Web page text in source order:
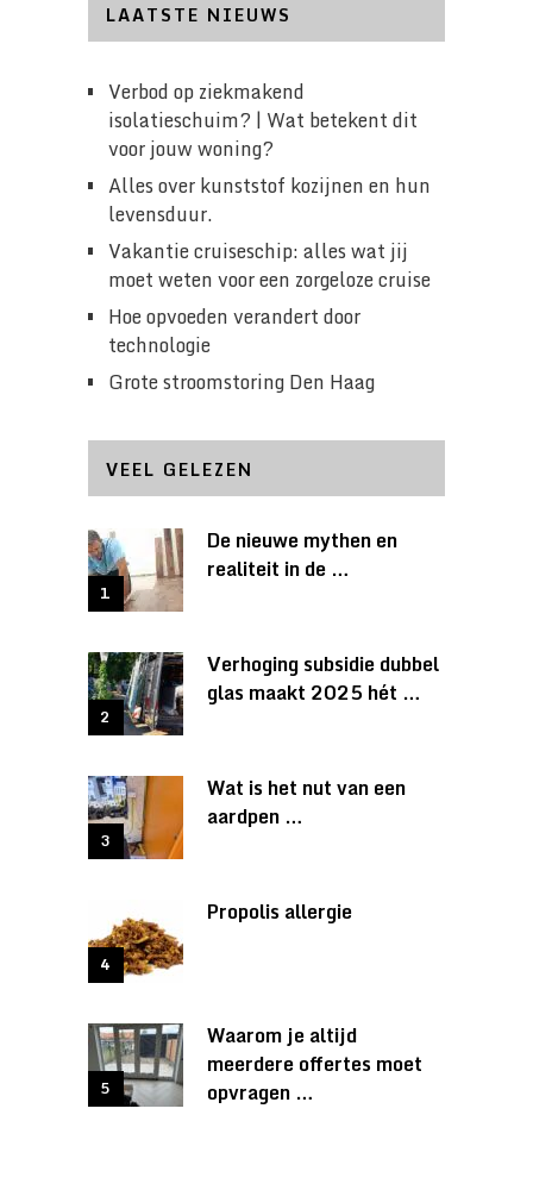
LAATSTE NIEUWS
Verbod op ziekmakend
isolatieschuim? | Wat betekent dit
voor jouw woning?
Alles over kunststof kozijnen en hun
levensduur.
Vakantie cruiseschip: alles wat jij
moet weten voor een zorgeloze cruise
Hoe opvoeden verandert door
technologie
Grote stroomstoring Den Haag
VEEL GELEZEN
De nieuwe mythen en
realiteit in de …
Verhoging subsidie dubbel
glas maakt 2025 hét …
Wat is het nut van een
aardpen …
Propolis allergie
Waarom je altijd
meerdere offertes moet
opvragen …